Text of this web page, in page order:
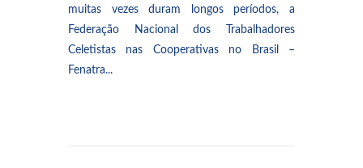
muitas vezes duram longos períodos, a
Federação Nacional dos Trabalhadores
Celetistas nas Cooperativas no Brasil –
Fenatra...